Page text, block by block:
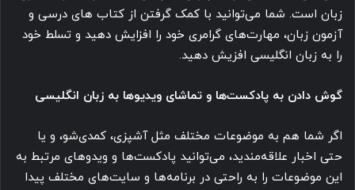
زبان است. شما می‌توانید با کمک گرفتن از کتاب های درسی و
آزمون زبان، مهارت‌های گرامری خود را افزایش دهید و تسلط خود
را به زبان انگلیسی افزیش دهید.
گوش دادن به پادکست‌ها و تماشای ویدیوها به زبان انگلیسی
اگر شما هم به موضوعات مختلف مثل آشپزی، کمدی‌شو، و یا
حتی اخبار علاقه‌مندید، می‌توانید پادکست‌ها و ویدوهای مرتبط به
این موضوعات را به راحتی در برنامه‌ها و سایت‌های مختلف پیدا